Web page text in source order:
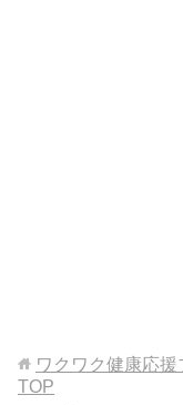
ワクワク健康応
TOP